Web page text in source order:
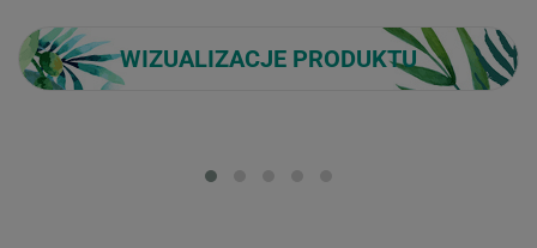
WIZUALIZACJE PRODUKTU